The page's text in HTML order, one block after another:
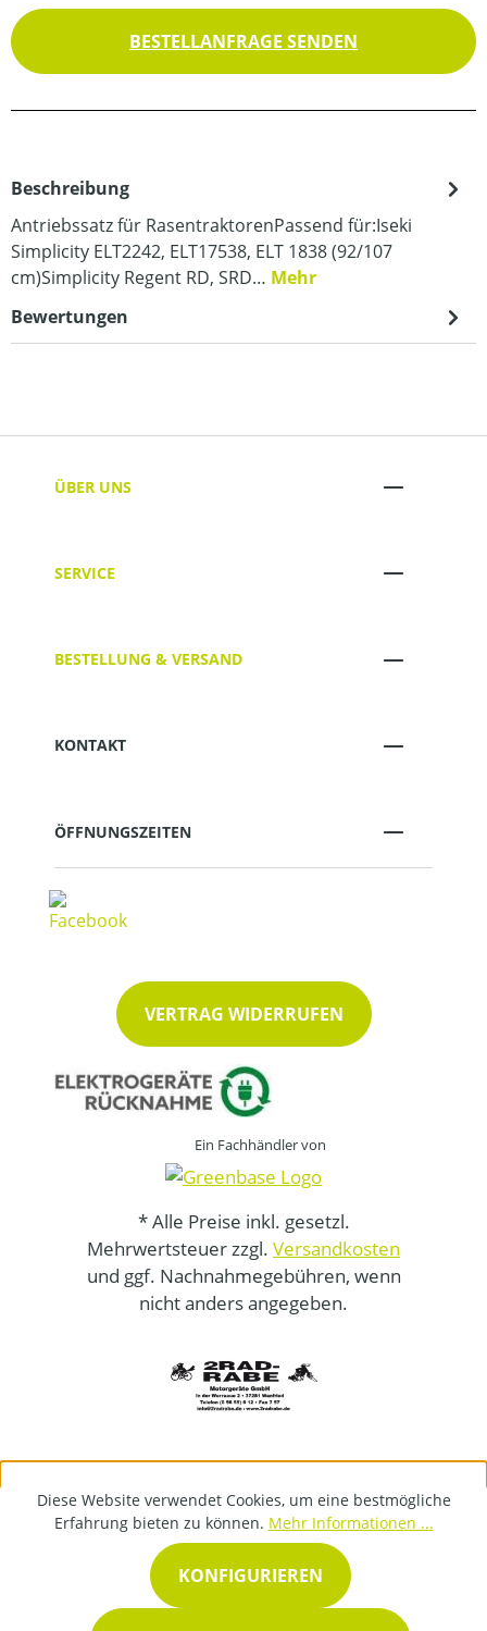
BESTELLANFRAGE SENDEN
Beschreibung
Antriebssatz für RasentraktorenPassend für:Iseki
Simplicity ELT2242, ELT17538, ELT 1838 (92/107
cm)Simplicity Regent RD, SRD… Mehr
Bewertungen
ÜBER UNS
SERVICE
BESTELLUNG & VERSAND
KONTAKT
ÖFFNUNGSZEITEN
VERTRAG WIDERRUFEN
Ein Fachhändler von
* Alle Preise inkl. gesetzl.
Mehrwertsteuer zzgl. Versandkosten
und ggf. Nachnahmegebühren, wenn
nicht anders angegeben.
Diese Website verwendet Cookies, um eine bestmögliche
Erfahrung bieten zu können. Mehr Informationen ...
KONFIGURIEREN